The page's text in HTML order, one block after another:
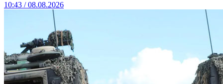
10:43 / 08.08.2026